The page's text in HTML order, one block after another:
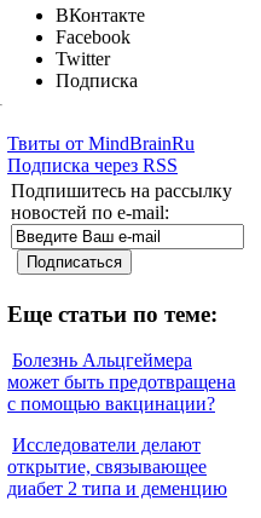
ВКонтакте
Facebook
Twitter
Подписка
Твиты от MindBrainRu
Подписка через RSS
Подпишитесь на рассылку
новостей по e-mail:
Еще статьи по теме:
Болезнь Альцгеймера
может быть предотвращена
с помощью вакцинации?
Исследователи делают
открытие, связывающее
диабет 2 типа и деменцию